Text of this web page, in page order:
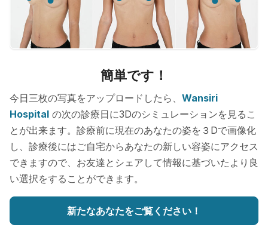
簡単です！
今日三枚の写真をアップロードしたら、 Wansiri
Hospital の次の診療日に3Dのシミュレーションを見るこ
とが出来ます。診療前に現在のあなたの姿を３Dで画像化
し、診療後にはご自宅からあなたの新しい容姿にアクセス
できますので、お友達とシェアして情報に基づいたより良
い選択をすることができます。
新たなあなたをご覧ください！